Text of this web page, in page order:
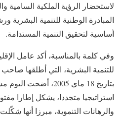
لاستحضار الرؤية الملكية السامية
المبادرة الوطنية للتنمية البشرية
أساسية لتحقيق التنمية المستدامة.
وفي كلمة بالمناسبة، أكد عامل
للتنمية البشرية، التي أطلقها
بتاريخ 18 ماي 2005،
استراتيجيا متجددا، يشكل إطارا
والرهانات التنموية، مبرزا أنها